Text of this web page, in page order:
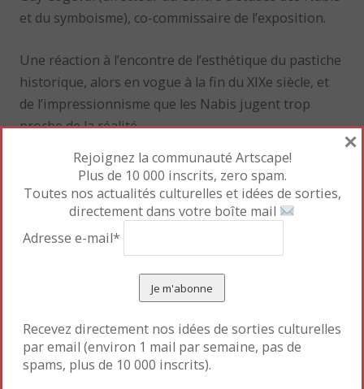
et du symboisme), co-commissaire de l’exposition.
Une réaction à l’encontre de l’esthétique du pastiche
historique, alors en vogue à la fin du XIXe siècle, et
de l’impressionnisme que les Nabis jugent trop
proche de la réalité.
Rejoignez la communauté Artscape!
Plus de 10 000 inscrits, zero spam.
Toutes nos actualités culturelles et idées de sorties,
directement dans votre boîte mail
Adresse e-mail*
Recevez directement nos idées de sorties culturelles
par email (environ 1 mail par semaine, pas de
spams, plus de 10 000 inscrits).
×